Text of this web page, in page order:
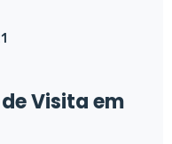
Visita em